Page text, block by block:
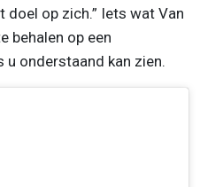
op zich.” Iets wat Van
behalen op een
onderstaand kan zien.